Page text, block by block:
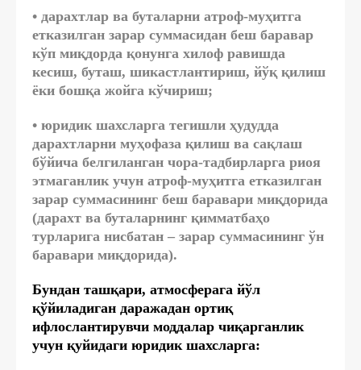
• дарахтлар ва буталарни атроф-муҳитга
етказилган зарар суммасидан беш баравар
кўп миқдорда қонунга хилоф равишда
кесиш, буташ, шикастлантириш, йўқ қилиш
ёки бошқа жойга кўчириш;
• юридик шахсларга тегишли ҳудудда
дарахтларни муҳофаза қилиш ва сақлаш
бўйича белгиланган чора-тадбирларга риоя
этмаганлик учун атроф-муҳитга етказилган
зарар суммасининг беш баравари миқдорида
(дарахт ва буталарнинг қимматбаҳо
турларига нисбатан – зарар суммасининг ўн
баравари миқдорида).
Бундан ташқари, атмосферага йўл
қўйиладиган даражадан ортиқ
ифлослантирувчи моддалар чиқарганлик
учун қуйидаги юридик шахсларга: